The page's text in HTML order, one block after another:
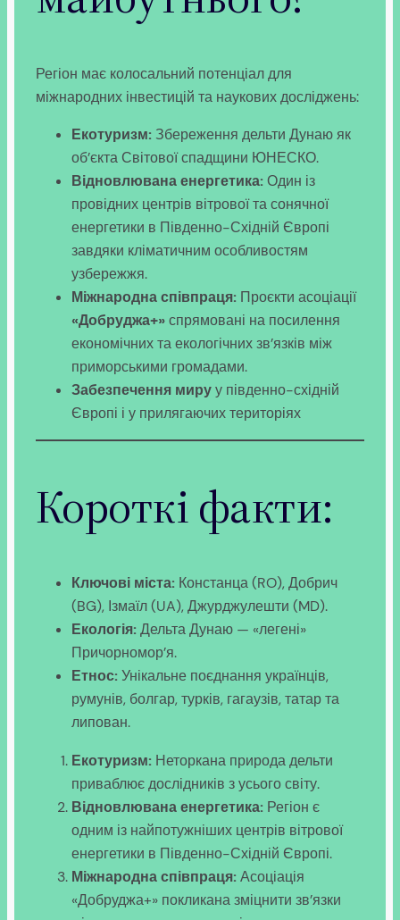
Регіон має колосальний потенціал для
міжнародних інвестицій та наукових досліджень:
Екотуризм: Збереження дельти Дунаю як
об’єкта Світової спадщини ЮНЕСКО.
Відновлювана енергетика:Один із
провідних центрів вітрової та сонячної
енергетики в Південно-Східній Європі
завдяки кліматичним особливостям
узбережжя.
Міжнародна співпраця: Проєкти асоціації
«Добруджа+»спрямовані на посилення
економічних та екологічних зв’язків між
приморськими громадами.
Забезпечення мируу південно-східній
Європі і у прилягаючих територіях
Короткі факти:
Ключові міста: Констанца (RO), Добрич
(BG), Ізмаїл (UA), Джурджулешти (MD).
Екологія:Дельта Дунаю — «легені»
Причорномор’я.
Етнос:Унікальне поєднання українців,
румунів, болгар, турків, гагаузів, татар та
липован.
Екотуризм: Неторкана природа дельти
приваблює дослідників з усього світу.
Відновлювана енергетика: Регіон є
одним із найпотужніших центрів вітрової
енергетики в Південно-Східній Європі.
Міжнародна співпраця:Асоціація
«Добруджа+» покликана зміцнити зв’язки